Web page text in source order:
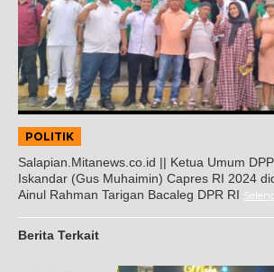
POLITIK
Salapian.Mitanews.co.id || Ketua Umum
Iskandar (Gus Muhaimin) Capres RI 2024
Ainul Rahman Tarigan Bacaleg DPR RI
Berita Terkait